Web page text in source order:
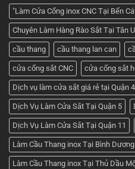
đẹp
nhất
hiện
nay
2
cánh
–
Nhận
báo
giá
tốt
nhất
Cơ
khí
Huỳnh
Tuấn
Phát
"Làm Cửa Cổng inox CNC Tại Bến
Chuyên Làm Hàng Rào Sắt Tại Tân
cầu thang cầu thang lan can
cửa cổng sắt CNC cửa cổng sắt
Dịch vụ làm cửa sắt giá rẻ tại Quận 4
Dịch Vụ Làm Cửa Sắt Tại Quận 5
Dịch Vụ Làm Cửa Sắt Tại Quận 11
Làm Cầu Thang inox Tại Bình Dương
Làm Cầu Thang inox Tại Thủ Dầu